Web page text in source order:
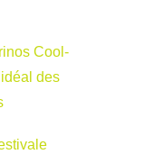
Cool-
des